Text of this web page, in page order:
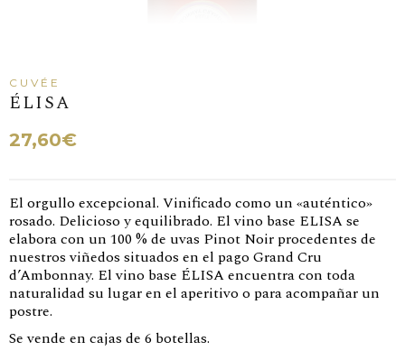
27,60€
ÉLISA
El orgullo excepcional. Vinificado como un «auténtico»
rosado. Delicioso y equilibrado. El vino base ELISA se
elabora con un 100 % de uvas Pinot Noir procedentes de
nuestros viñedos situados en el pago Grand Cru
d’Ambonnay. El vino base ÉLISA encuentra con toda
naturalidad su lugar en el aperitivo o para acompañar un
postre.
Se vende en cajas de 6 botellas.